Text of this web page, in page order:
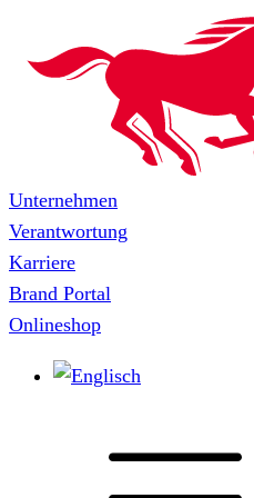
Unternehmen
Verantwortung
Karriere
Brand Portal
Onlineshop